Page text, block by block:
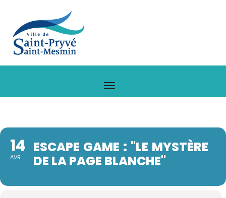
14
AVR
ESCAPE GAME : "LE MYSTÈRE
DE LA PAGE BLANCHE"